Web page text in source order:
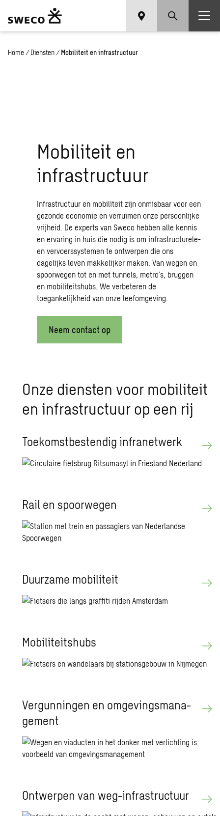
Home / Diensten / Mobiliteit en infrastructuur
Mobiliteit en
infrastructuur
Infrastructuur en mobiliteit zijn onmisbaar voor een
gezonde economie en verruimen onze persoonlijke
vrijheid. De experts van Sweco hebben alle kennis
en ervaring in huis die nodig is om infrastructurele-
en vervoerssystemen te ontwerpen die ons
dagelijks leven makkelijker maken. Van wegen en
spoorwegen tot en met tunnels, metro’s, bruggen
en mobiliteitshubs. We verbeteren de
toegankelijkheid van onze leefomgeving.
Neem contact op
Onze dien­sten voor mo­bi­li­teit
en in­fra­struc­tuur op een rij
Toe­komst­be­sten­dig in­fra­net­werk
Rail en spoor­we­gen
Duur­za­me mo­bi­li­teit
Mo­bi­li­teits­hubs
Ver­gun­nin­gen en om­ge­vings­ma­na­
ge­ment
Ont­wer­pen van weg-in­fra­struc­tuur